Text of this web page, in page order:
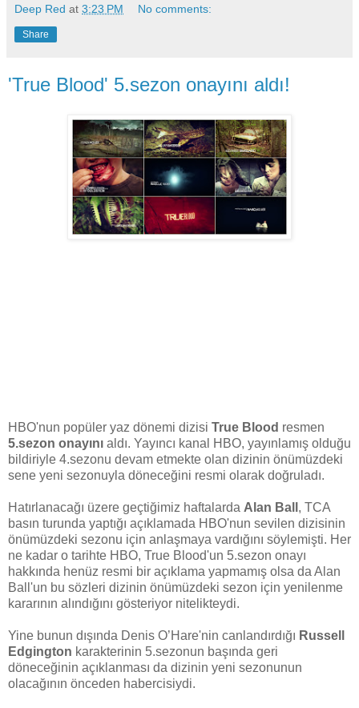
Deep Red at 3:23 PM No comments:
Share
'True Blood' 5.sezon onayını aldı!
HBO'nun popüler yaz dönemi dizisi True Blood resmen
5.sezon onayını aldı. Yayıncı kanal HBO, yayınlamış olduğu
bildiriyle 4.sezonu devam etmekte olan dizinin önümüzdeki
sene yeni sezonuyla döneceğini resmi olarak doğruladı.
Hatırlanacağı üzere geçtiğimiz haftalarda Alan Ball , TCA
basın turunda yaptığı açıklamada HBO'nun sevilen dizisinin
önümüzdeki sezonu için anlaşmaya vardığını söylemişti. Her
ne kadar o tarihte HBO, True Blood'un 5.sezon onayı
hakkında henüz resmi bir açıklama yapmamış olsa da Alan
Ball'un bu sözleri dizinin önümüzdeki sezon için yenilenme
kararının alındığını gösteriyor nitelikteydi.
Yine bunun dışında Denis O’Hare'nin canlandırdığı Russell
Edgington karakterinin 5.sezonun başında geri
döneceğinin açıklanması da dizinin yeni sezonunun
olacağının önceden habercisiydi.